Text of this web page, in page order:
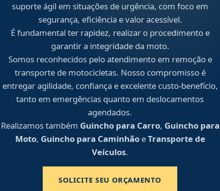
suporte ágil em situações de urgência, com foco em
segurança, eficiência e valor acessível.
É fundamental ter rapidez, realizar o procedimento e
garantir a integridade da moto.
Somos reconhecidos pelo atendimento em remoção e
transporte de motocicletas. Nosso compromisso é
entregar agilidade, confiança e excelente custo-benefício,
tanto em emergências quanto em deslocamentos
agendados.
Realizamos também Guincho para Carro, Guincho para
Moto, Guincho para CaminhãoeTransporte de
Veículos.
SOLICITE SEU ORÇAMENTO